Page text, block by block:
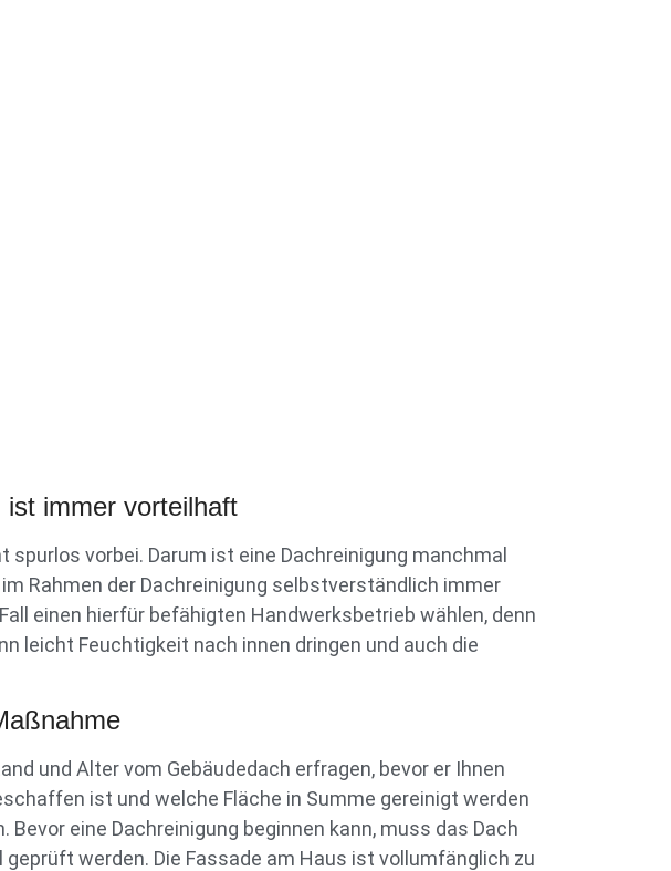
ist immer vorteilhaft
vorbei. Darum ist eine Dachreinigung manchmal
Rahmen der Dachreinigung selbstverständlich immer
einen hierfür befähigten Handwerksbetrieb wählen, denn
leicht Feuchtigkeit nach innen dringen und auch die
und Alter vom Gebäudedach erfragen, bevor er Ihnen
ist und welche Fläche in Summe gereinigt werden
eine Dachreinigung beginnen kann, muss das Dach
werden. Die Fassade am Haus ist vollumfänglich zu